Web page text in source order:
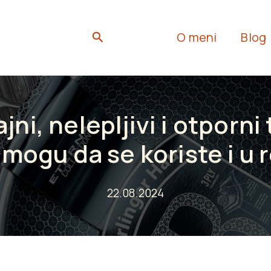
Search O meni Blog
nelepljivi i otporni
da se koriste i u
22.08.2024